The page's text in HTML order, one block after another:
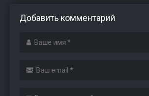
Добавить комментарий